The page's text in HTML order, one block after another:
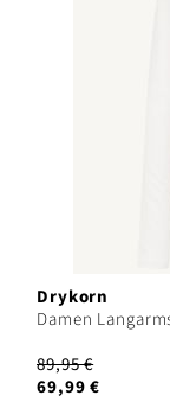
Drykorn
Damen
89,95 €
69,99 €